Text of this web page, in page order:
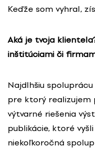
Keďže som vyhral,
Aká je tvoja
inštitúciami či
Najdlhšiu
pre ktorý realizujem
výtvarné riešenia
publikácie, ktoré
niekoľkoročná